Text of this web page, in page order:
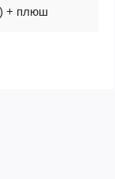
+ плюш